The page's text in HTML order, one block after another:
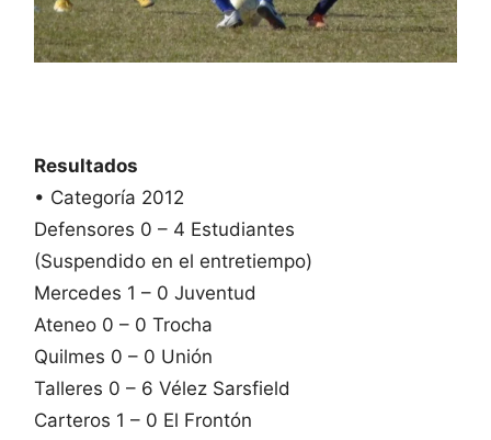
Resultados
• Categoría 2012
Defensores 0 – 4 Estudiantes
(Suspendido en el entretiempo)
Mercedes 1 – 0 Juventud
Ateneo 0 – 0 Trocha
Quilmes 0 – 0 Unión
Talleres 0 – 6 Vélez Sarsfield
Carteros 1 – 0 El Frontón